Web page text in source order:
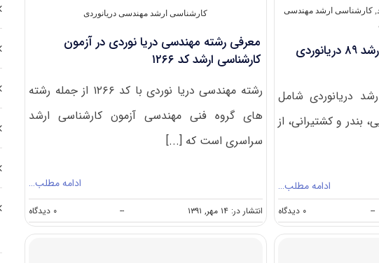
, کارشناسی ارشد مهندسی
دانلود سوالات و کلید کنکور ارشد ۸۹ دریانوردی
دریانوردی شامل
و کشتیرانی، از
ادامه مطلب…
-- ۰ دیدگاه
دانلود
سوالات
کارشناسی ارشد مهندسی دریانوردی
معرفی رشته مهندسی دریا نوردی در آزمون
کارشناسی ارشد کد ۱۲۶۶
رشته مهندسی دریا نوردی با کد ۱۲۶۶ از جمله رشته
های گروه فنی مهندسی آزمون کارشناسی ارشد
سراسری است که [...]
ادامه مطلب…
انتشار در: ۱۴ مهر, ۱۳۹۱ -- ۰ دیدگاه
on
معرفی
رشته
مهندسی